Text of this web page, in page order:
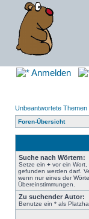
Anmelden
Unbeantwortete Themen
Foren-Übersicht
Suche nach Wörtern:
Setze ein + vor ein
gefunden werden darf.
wenn nur eines der
Übereinstimmungen.
Zu suchender Autor:
Benutze ein * als